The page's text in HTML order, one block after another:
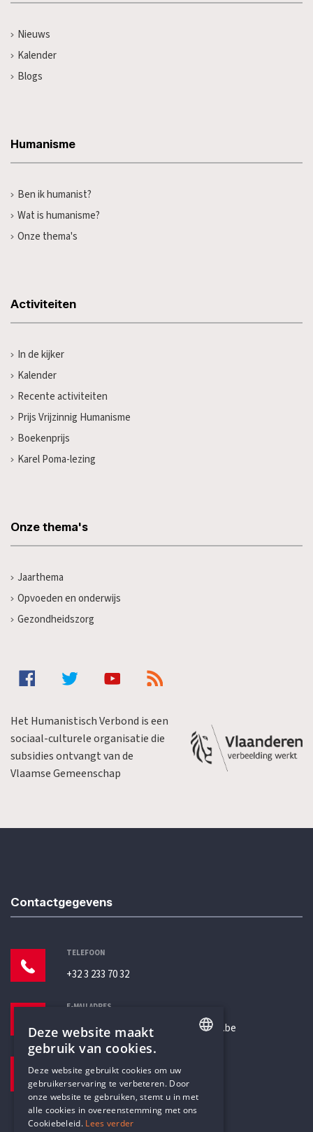
Nieuws
Kalender
Blogs
Humanisme
Ben ik humanist?
Wat is humanisme?
Onze thema's
Activiteiten
In de kijker
Kalender
Recente activiteiten
Prijs Vrijzinnig Humanisme
Boekenprijs
Karel Poma-lezing
Onze thema's
Jaarthema
Opvoeden en onderwijs
Gezondheidszorg
Het Humanistisch Verbond is een
sociaal-culturele organisatie die
subsidies ontvangt van de
Vlaamse Gemeenschap
Contactgegevens
TELEFOON
+32 3 233 70 32
E-MAILADRES
secretariaat@humanistischverbond.be
Pottenbrug 4
Antwerpen, 2000
DUTCH
Deze website maakt
gebruik van cookies.
Deze website gebruikt cookies om uw
gebruikerservaring te verbeteren. Door
onze website te gebruiken, stemt u in met
alle cookies in overeenstemming met ons
Cookiebeleid. Lees verder